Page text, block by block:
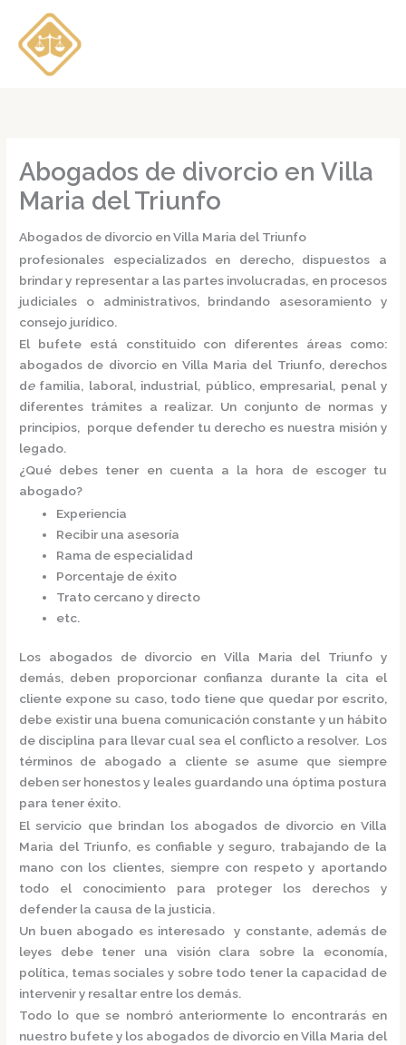
contenido
Abogados de divorcio en Villa
Maria del Triunfo
Abogados de divorcio en Villa Maria del Triunfo
profesionales especializados en derecho, dispuestos a
brindar y representar a las partes involucradas, en procesos
judiciales o administrativos, brindando asesoramiento y
consejo jurídico.
El bufete está constituido con diferentes áreas como:
abogados de divorcio en Villa Maria del Triunfo, derechos
de familia, laboral, industrial, público, empresarial, penal y
diferentes trámites a realizar. Un conjunto de normas y
principios, porque defender tu derecho es nuestra misión y
legado.
¿Qué debes tener en cuenta a la hora de escoger tu
abogado?
Experiencia
Recibir una asesoría
Rama de especialidad
Porcentaje de éxito
Trato cercano y directo
etc.
Los abogados de divorcio en Villa Maria del Triunfo y
demás, deben proporcionar confianza durante la cita el
cliente expone su caso, todo tiene que quedar por escrito,
debe existir una buena comunicación constante y un hábito
de disciplina para llevar cual sea el conflicto a resolver. Los
términos de abogado a cliente se asume que siempre
deben ser honestos y leales guardando una óptima postura
para tener éxito.
El servicio que brindan los abogados de divorcio en Villa
Maria del Triunfo, es confiable y seguro, trabajando de la
mano con los clientes, siempre con respeto y aportando
todo el conocimiento para proteger los derechos y
defender la causa de la justicia.
Un buen abogado es interesado y constante, además de
leyes debe tener una visión clara sobre la economía,
política, temas sociales y sobre todo tener la capacidad de
intervenir y resaltar entre los demás.
Todo lo que se nombró anteriormente lo encontrarás en
nuestro bufete y los abogados de divorcio en Villa Maria del